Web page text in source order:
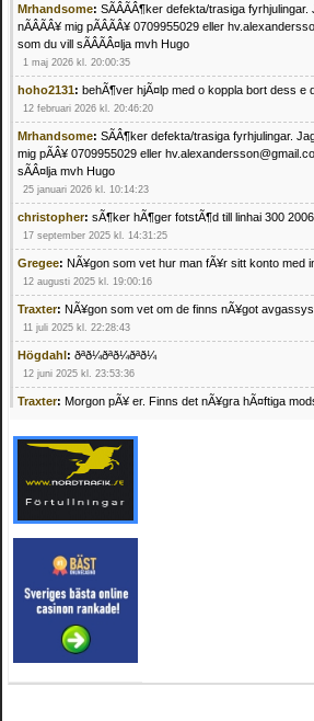
Mrhandsome: SÃÂÃÂ¶ker defekta/trasiga
nÃÂÃÂ¥ mig pÃÂÃÂ¥ 0709955029 eller
som du vill sÃÂÃÂ¤lja mvh Hugo
1 maj 2026 kl. 20:00:35
hoho2131: behÃ¶ver hjÃ¤lp med o koppla bort dess e
12 februari 2026 kl. 20:46:20
Mrhandsome: SÃÂ¶ker defekta/trasiga fyrhjulingar.
mig pÃÂ¥ 0709955029 eller
sÃÂ¤lja mvh Hugo
25 januari 2026 kl. 10:14:23
christopher: sÃ¶ker hÃ¶ger fotstÃ¶d till linhai 300
17 september 2025 kl. 14:31:25
Gregee: NÃ¥gon som vet hur man fÃ¥r sitt konto med
12 augusti 2025 kl. 19:00:16
Traxter: NÃ¥gon som vet om de finns nÃ¥got
11 juli 2025 kl. 22:28:43
Högdahl: ðªð¼ðªð¼ðªð¼
12 juni 2025 kl. 23:53:36
Traxter: Morgon pÃ¥ er. Finns det nÃ¥gra hÃ¤ftiga
Mrhandsome:SÃ¶ker defekta/trasiga fyrhjulingar. Jag
pÃ¥ 0709955029 eller hv.alexandersson@gmail.com
mvh Hugo
21 februari 2025 kl. 09:25:52
Oscar5:NÃ¥gon som vet vad man kan begÃ¤ra fÃ¶r
4 februari 2025 kl. 19:20:50
Oscar5:44
4 februari 2025 kl. 19:15:36
Greger59:NÃ¤gon som vet har en Cetek 500 EFI
15 januari 2025 kl. 23:49:44
Mrhandsome:SÃÂ¶ker defekta/trasiga fyrhjulingar.